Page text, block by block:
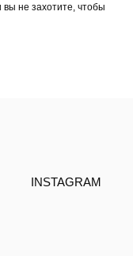
вы не захотите, чтобы
INSTAGRAM